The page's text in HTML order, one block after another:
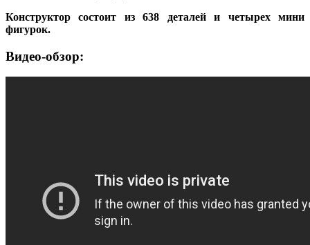
Конструктор состоит из 638 деталей и четырех мини
фигурок.
Видео-обзор: